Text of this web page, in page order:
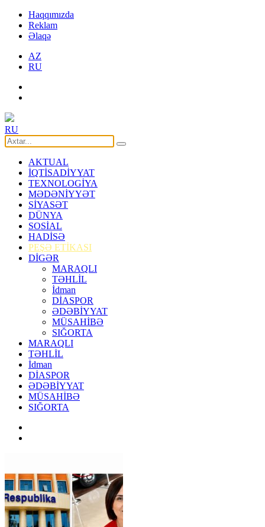
Haqqımızda
Reklam
Əlaqə
AZ
RU
RU
AKTUAL
İQTİSADİYYAT
TEXNOLOGİYA
MƏDƏNİYYƏT
SİYASƏT
DÜNYA
SOSİAL
HADİSƏ
PEŞƏ ETİKASI
DİGƏR
MARAQLI
TƏHLİL
İdman
DİASPOR
ƏDƏBİYYAT
MÜSAHİBƏ
SIĞORTA
MARAQLI
TƏHLİL
İdman
DİASPOR
ƏDƏBİYYAT
MÜSAHİBƏ
SIĞORTA